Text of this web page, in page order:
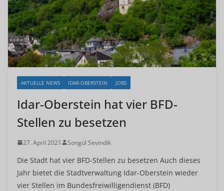
AKTUELLE NEWS IDAR-OBERSTEIN JOBS
Idar-Oberstein hat vier BFD-
Stellen zu besetzen
27. April 2021 Songül Sevindik
Die Stadt hat vier BFD-Stellen zu besetzen Auch dieses
Jahr bietet die Stadtverwaltung Idar-Oberstein wieder
vier Stellen im Bundesfreiwilligendienst (BFD)